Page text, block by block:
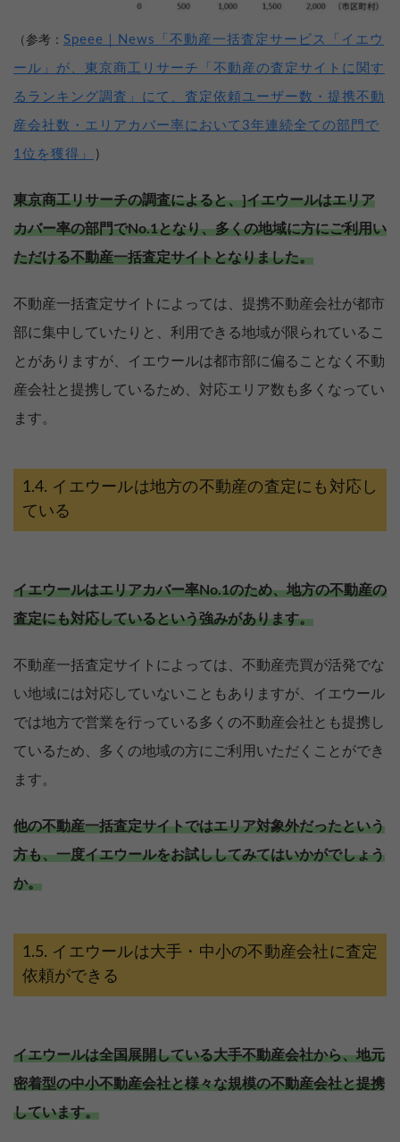
（参考： Speee｜News「不動産一括査定サービス「イエウ
ール」が、東京商工リサーチ「不動産の査定サイトに関す
るランキング調査」にて、査定依頼ユーザー数・提携不動
産会社数・エリアカバー率において3年連続全ての部門で
1位を獲得」 ）
東京商工リサーチの調査によると、]イエウールはエリア
カバー率の部門でNo.1となり、多くの地域に方にご利用い
ただける不動産一括査定サイトとなりました。
不動産一括査定サイトによっては、提携不動産会社が都市
部に集中していたりと、利用できる地域が限られているこ
とがありますが、イエウールは都市部に偏ることなく不動
産会社と提携しているため、対応エリア数も多くなってい
ます。
イエウールは地方の不動産の査定にも対応し
ている
イエウールはエリアカバー率No.1のため、地方の不動産の
査定にも対応しているという強みがあります。
不動産一括査定サイトによっては、不動産売買が活発でな
い地域には対応していないこともありますが、イエウール
では地方で営業を行っている多くの不動産会社とも提携し
ているため、多くの地域の方にご利用いただくことができ
ます。
他の不動産一括査定サイトではエリア対象外だったという
方も、一度イエウールをお試ししてみてはいかがでしょう
か。
イエウールは大手・中小の不動産会社に査定
依頼ができる
イエウールは全国展開している大手不動産会社から、地元
密着型の中小不動産会社と様々な規模の不動産会社と提携
しています。